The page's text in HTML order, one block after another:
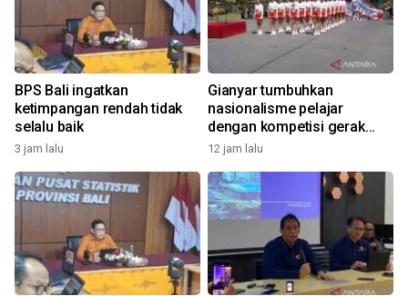
BPS Bali ingatkan
ketimpangan rendah tidak
selalu baik
3 jam lalu
Gianyar tumbuhkan
nasionalisme pelajar
dengan kompetisi gerak
jalan
12 jam lalu